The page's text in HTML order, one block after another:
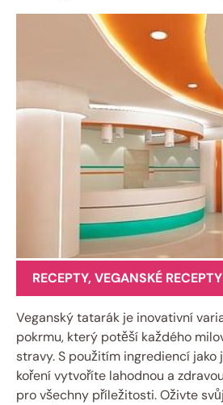
RECEPTY,VEGANSKÉ RECEPTY
Veganský tatarák je inovativní
pokrmu, který potěší každého
stravy. S použitím ingrediencí jako
koření vytvoříte lahodnou a
pro všechny příležitosti. Oživte